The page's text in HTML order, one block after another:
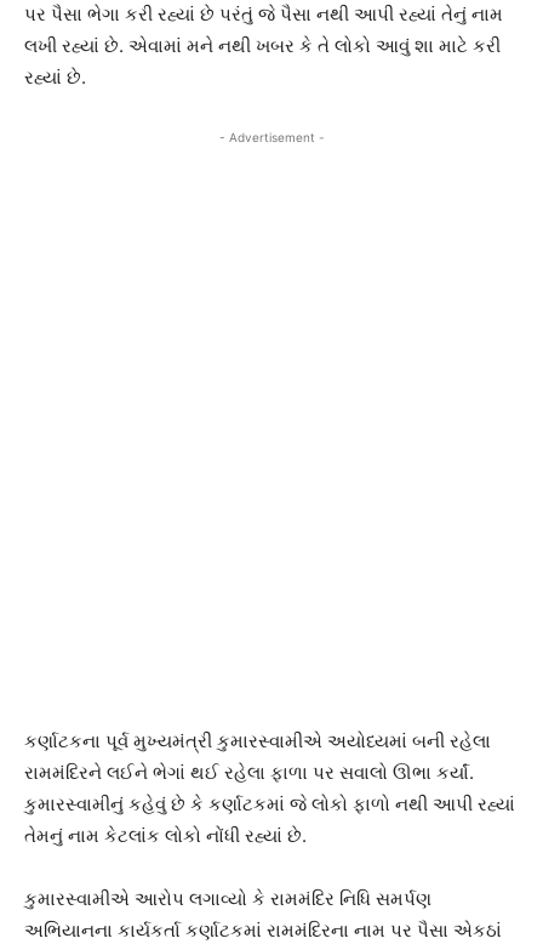
પર પૈસા ભેગા કરી રહ્યાં છે પરંતું જે પૈસા નથી આપી રહ્યાં તેનું નામ
લખી રહ્યાં છે. એવામાં મને નથી ખબર કે તે લોકો આવું શા માટે કરી
રહ્યાં છે.
- Advertisement -
કર્ણાટકના પૂર્વ મુખ્યમંત્રી કુમારસ્વામીએ અયોધ્યમાં બની રહેલા
રામમંદિરને લઈને ભેગાં થઈ રહેલા ફાળા પર સવાલો ઊભા કર્યાં.
કુમારસ્વામીનું કહેવું છે કે કર્ણાટકમાં જે લોકો ફાળો નથી આપી રહ્યાં
તેમનું નામ કેટલાંક લોકો નોંધી રહ્યાં છે.
કુમારસ્વામીએ આરોપ લગાવ્યો કે રામમંદિર નિધિ સમર્પણ
અભિયાનના કાર્યકર્તા કર્ણાટકમાં રામમંદિરના નામ પર પૈસા એકઠાં